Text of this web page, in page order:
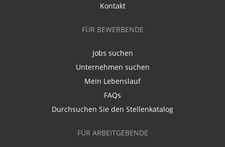
Kontakt
FÜR BEWERBENDE
Jobs suchen
Unternehmen suchen
Mein Lebenslauf
FAQs
Durchsuchen Sie den Stellenkatalog
FÜR ARBEITGEBENDE